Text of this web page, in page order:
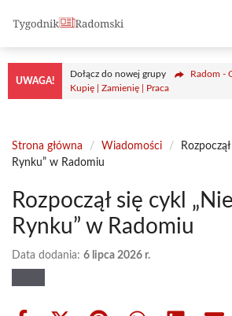
treści
UWAGA!
Dołącz do nowej grupy
Radom -
Kupię | Zamienię | Praca
Strona główna / Wiadomości /
Rynku” w Radomiu
Rozpoczął się cykl
Rynku” w Radomiu
Data dodania: 6 lipca 2026 r.